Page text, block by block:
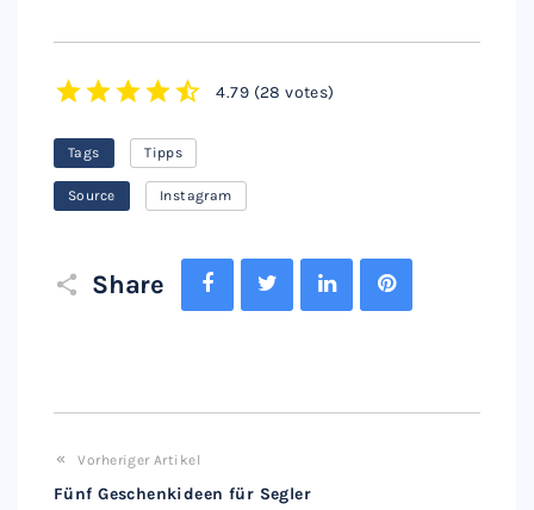
4.79 (28 votes)
Tags Tipps
Source Instagram
Share
FacebookTwitter LinkedIn
Vorheriger Artikel
Fünf Geschenkideen für Segler